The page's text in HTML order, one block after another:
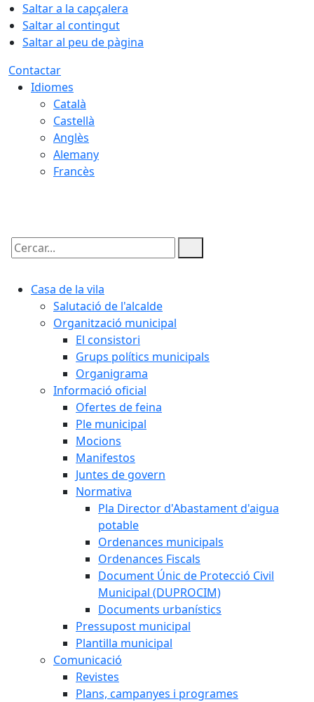
Saltar a la capçalera
Saltar al contingut
Saltar al peu de pàgina
Contactar
Idiomes
Català
Castellà
Anglès
Alemany
Francès
Cercar:
Casa de la vila
Salutació de l'alcalde
Organització municipal
El consistori
Grups polítics municipals
Organigrama
Informació oficial
Ofertes de feina
Ple municipal
Mocions
Manifestos
Juntes de govern
Normativa
Pla Director d'Abastament d'aigua
potable
Ordenances municipals
Ordenances Fiscals
Document Únic de Protecció Civil
Municipal (DUPROCIM)
Documents urbanístics
Pressupost municipal
Plantilla municipal
Comunicació
Revistes
Plans, campanyes i programes